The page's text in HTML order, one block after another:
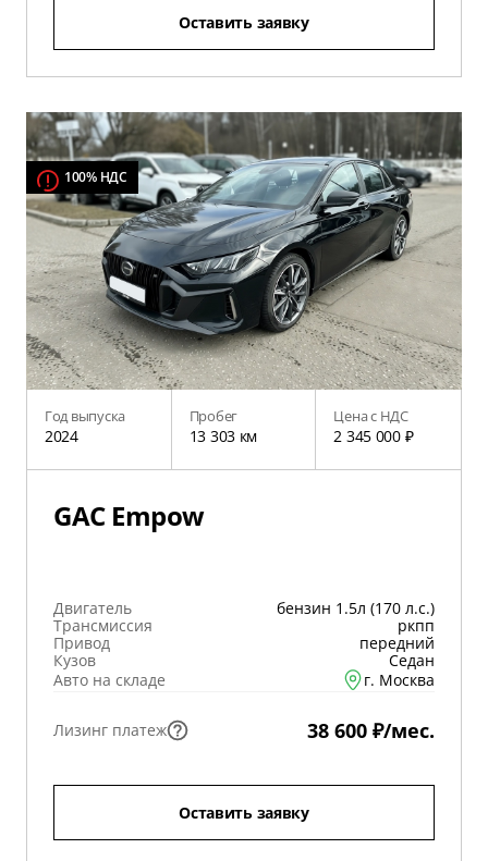
Оставить заявку
100% НДС
Год выпуска
2024
Пробег
13 303 км
Цена с НДС
2 345 000 ₽
GAC Empow
Двигатель
бензин 1.5л (170 л.с.)
Трансмиссия
ркпп
Привод
передний
Кузов
Седан
Авто на складе
г. Москва
Лизинг платеж 38 600 ₽/мес.
Оставить заявку